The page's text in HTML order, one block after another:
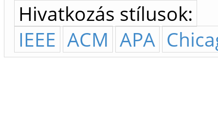
Hivatkozás stílusok:
IEEE ACM APA